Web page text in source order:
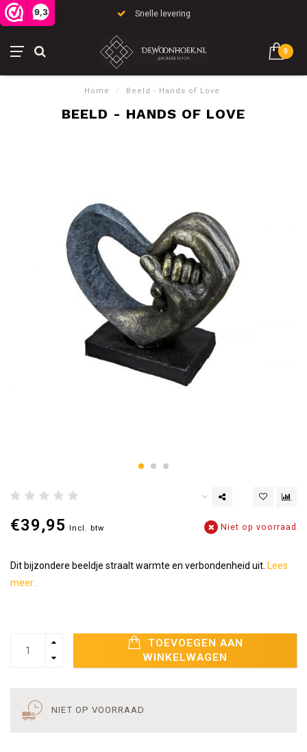
9,3 Snelle levering
0
Home / Beeld - Hands of Love
BEELD - HANDS OF LOVE
€39,95 Incl. btw Niet op voorraad
Dit bijzondere beeldje straalt warmte en verbondenheid uit. Lees
meer..
TOEVOEGEN AAN
WINKELWAGEN
NIET OP VOORRAAD